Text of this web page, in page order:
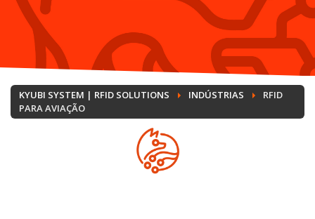
KYUBI SYSTEM | RFID SOLUTIONS INDÚSTRIAS
RFID
PARA AVIAÇÃO